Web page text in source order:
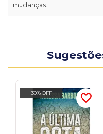
mudanças.
30% OFF